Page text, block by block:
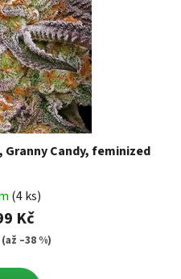
Candy, feminized
(4 ks)
Kč
(až –38 %)